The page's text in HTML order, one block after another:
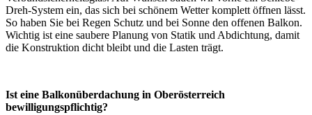
Dreh-System ein, das sich bei schönem Wetter komplett öffnen lässt.
So haben Sie bei Regen Schutz und bei Sonne den offenen Balkon.
Wichtig ist eine saubere Planung von Statik und Abdichtung, damit
die Konstruktion dicht bleibt und die Lasten trägt.
Ist eine Balkonüberdachung in Oberösterreich
bewilligungspflichtig?